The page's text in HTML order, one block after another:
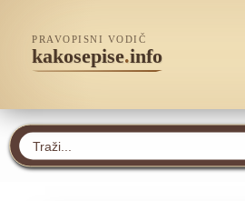
PRAVOPISNI VODIČ
kakosepise.info